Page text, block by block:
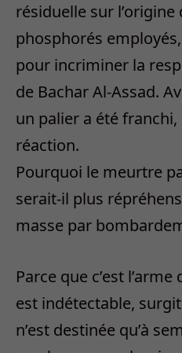
résiduelle sur
phosphorés
pour incriminer la
de Bachar Al-Assad.
un palier a été
réaction.
Pourquoi le meurtre
serait-il plus
masse par
Parce que c’est l’arme
est indétectable,
n’est destinée qu’à